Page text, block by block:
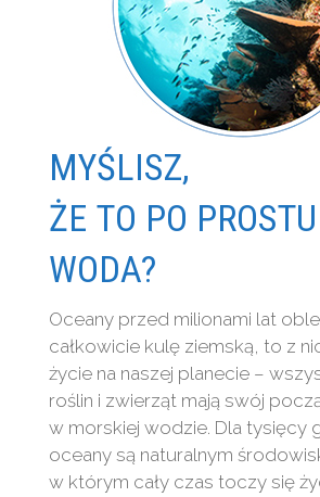
MYŚLISZ,
ŻE TO PO
WODA?
Oceany przed milionami lat
całkowicie kulę ziemską, to z
życie na naszej planecie –
roślin i zwierząt mają swój
w morskiej wodzie. Dla tysięcy
oceany są naturalnym
w którym cały czas toczy się